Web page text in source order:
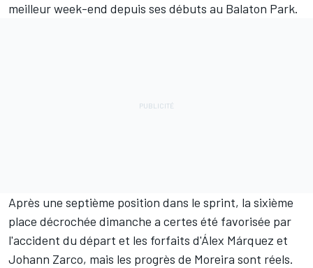
meilleur week-end depuis ses débuts au Balaton Park.
Après une septième position dans le sprint, la sixième
place décrochée dimanche a certes été favorisée par
l'accident du départ et les forfaits d'Álex Márquez et
Johann Zarco, mais les progrès de Moreira sont réels.